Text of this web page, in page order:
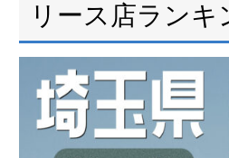
リース店ランキ